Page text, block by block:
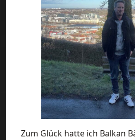
Zum Glück hatte ich Balkan